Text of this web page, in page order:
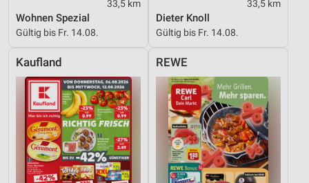
33,5 km
Wohnen Spezial
Gültig bis Fr. 14.08.
33,5 km
Dieter Knoll
Gültig bis Fr. 14.08.
Kaufland REWE